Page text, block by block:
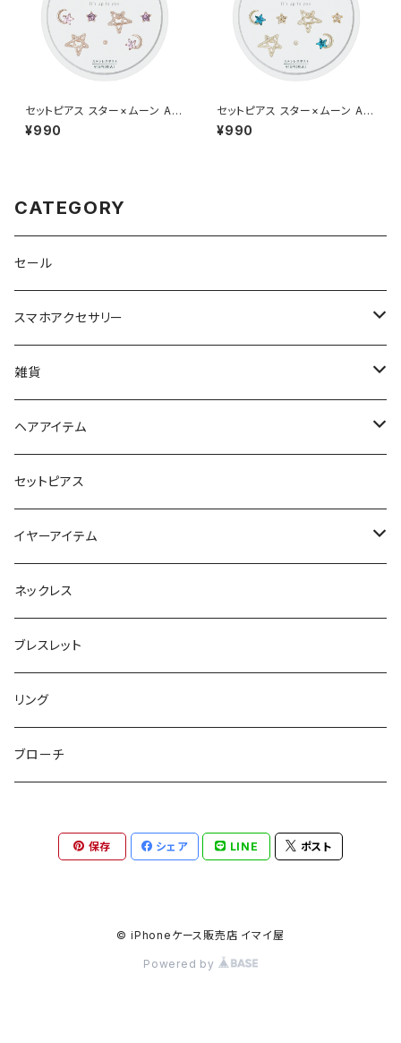
セットピアス スター×ムーン AA
P2013-PG（ピンクゴールド）
¥990
セットピアス スター×ムーン AA
P2013-CP（シャンパンゴール
ド）
¥990
CATEGORY
セール
スマホアクセサリー
iPhoneケース
スマホリング＆グリップ
マルチショルダー
雑貨
ポーチ
マチ付きポーチ
フラットポーチ
スマートキーポーチ
チャーム / カラビナ
ウォレット / 財布
トートバッグ
パスケース
ミラー
ハンドタオル
ヘアアイテム
静電気軽減ヘアブレスレット
ポニーフック
テールクラッチ
シュシュット
キープスタイラー
ヘアピン
ヘアクリップ
セットピアス
イヤーアイテム
ステンレスピアス
ピアス
イヤリング
セットピアス
イヤーカフ
ネックレス
ブレスレット
リング
ブローチ
保存 シェア LINE ポスト
© iPhoneケース販売店 イマイ屋
Powered by